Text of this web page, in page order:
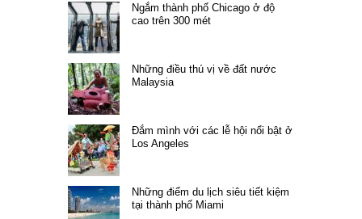
Ngắm thành phố Chicago ở độ
cao trên 300 mét
Những điều thú vị về đất nước
Malaysia
Đắm mình với các lễ hội nổi bật ở
Los Angeles
Những điểm du lịch siêu tiết kiệm
tại thành phố Miami